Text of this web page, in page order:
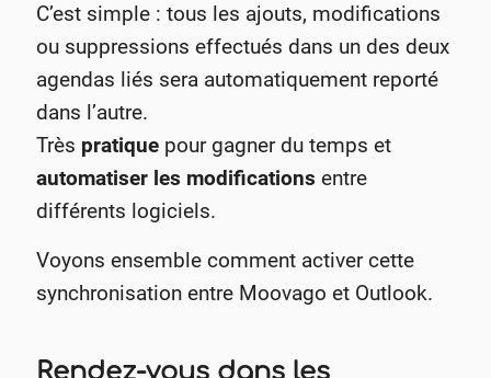
C’est simple : tous les ajouts, modifications
ou suppressions effectués dans un des deux
agendas liés sera automatiquement reporté
dans l’autre.
Très pratique pour gagner du temps et
automatiser les modifications entre
différents logiciels.
Voyons ensemble comment activer cette
synchronisation entre Moovago et Outlook.